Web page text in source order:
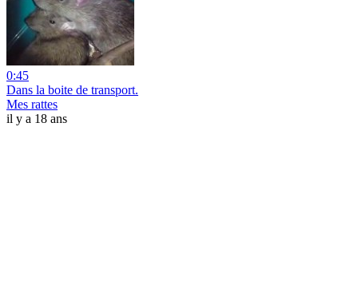
0:45
Dans la boite de transport.
Mes rattes
il y a 18 ans